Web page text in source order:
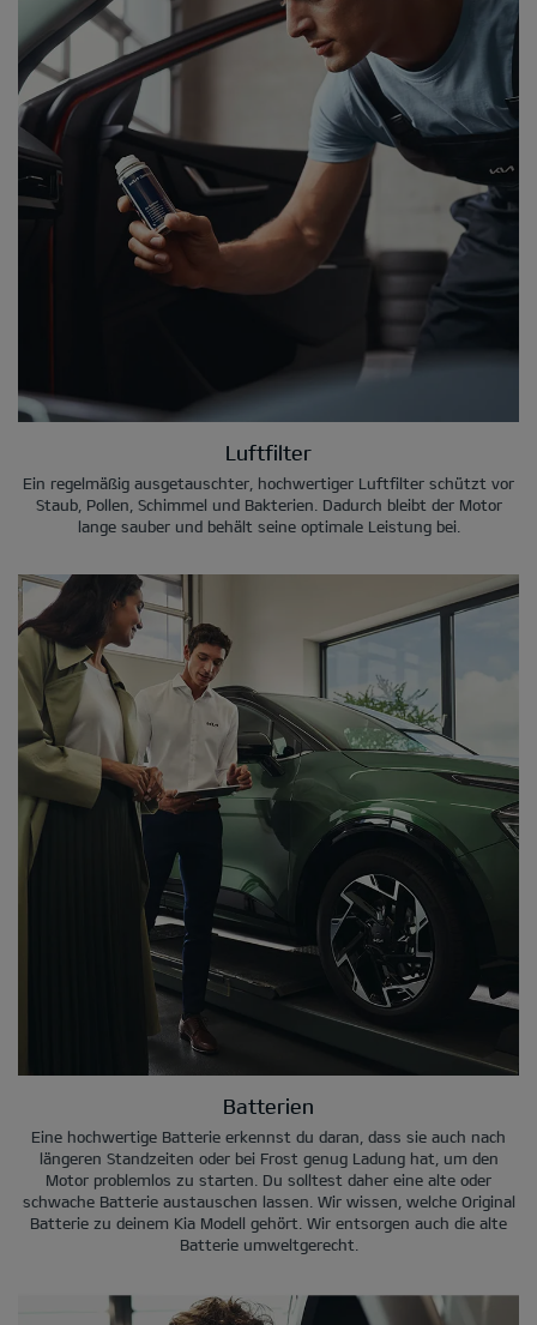
Luftfilter
Ein regelmäßig ausgetauschter, hochwertiger Luftfilter schützt vor
Staub, Pollen, Schimmel und Bakterien. Dadurch bleibt der Motor
lange sauber und behält seine optimale Leistung bei.
Batterien
Eine hochwertige Batterie erkennst du daran, dass sie auch nach
längeren Standzeiten oder bei Frost genug Ladung hat, um den
Motor problemlos zu starten. Du solltest daher eine alte oder
schwache Batterie austauschen lassen. Wir wissen, welche Original
Batterie zu deinem Kia Modell gehört. Wir entsorgen auch die alte
Batterie umweltgerecht.